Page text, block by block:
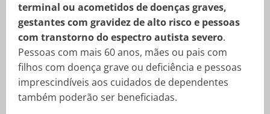
terminal ou acometidos de doenças graves,
gestantes com gravidez de alto risco e pessoas
com transtorno do espectro autista severo.
Pessoas com mais 60 anos, mães ou pais com
filhos com doença grave ou deficiência e pessoas
imprescindíveis aos cuidados de dependentes
também poderão ser beneficiadas.